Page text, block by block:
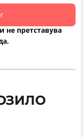
не претставува